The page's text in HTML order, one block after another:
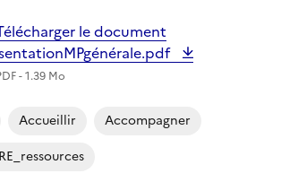
le document
- 1.39 Mo
Accueillir
Accompagner